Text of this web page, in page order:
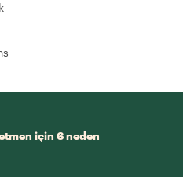
için 6 neden